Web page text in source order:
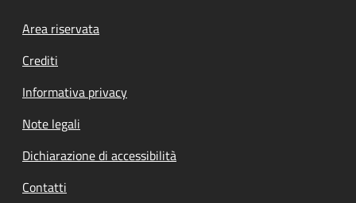
Footer menu
Area riservata
Crediti
Informativa privacy
Note legali
Dichiarazione di accessibilità
Contatti